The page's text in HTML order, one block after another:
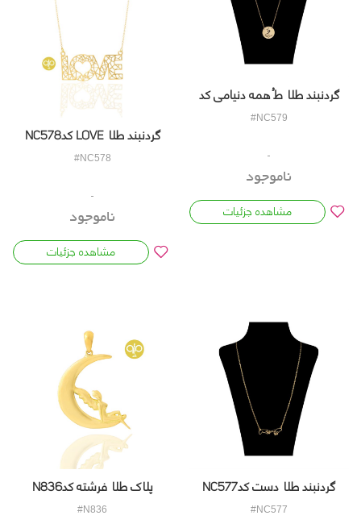
گردنبند طلا طُ همه دنیامی کد
NC579
#NC579
ناموجود
مشاهده جزئیات
گردنبند طلا LOVE کدNC578
#NC578
ناموجود
مشاهده جزئیات
گردنبند طلا دست کدNC577
#NC577
پلاک طلا فرشته کدN836
#N836